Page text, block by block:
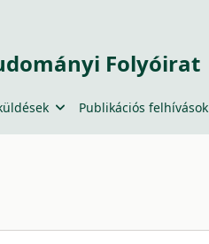
Folyóirat
Publikációs felhívások